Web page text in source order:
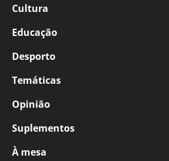
Cultura
Educação
Desporto
Temáticas
Opinião
Suplementos
À mesa